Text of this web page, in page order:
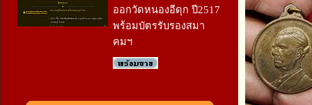
ออกวัดหนองอีดุก ปี2517
พร้อมบัตรรับรองสมา
คมฯ